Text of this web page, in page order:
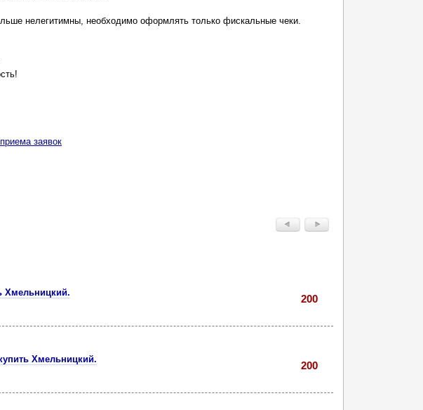
нелегитимны, необходимо оформлять только фискальные чеки.
заявок
Хмельницкий.
200
Хмельницкий.
200